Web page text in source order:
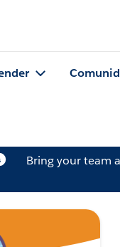
Bring your team